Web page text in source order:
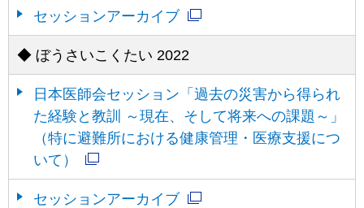
セッションアーカイブ
◆ ぼうさいこくたい 2022
日本医師会セッション「過去の災害から得られ
た経験と教訓 ～現在、そして将来への課題～」
（特に避難所における健康管理・医療支援につ
いて）
セッションアーカイブ